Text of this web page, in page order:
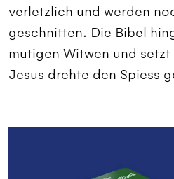
verletzlich und werden
geschnitten. Die Bibel
mutigen Witwen und
Jesus drehte den Spiess